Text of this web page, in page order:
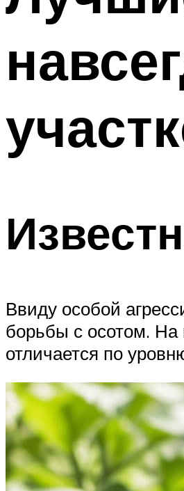
Ввиду особой
борьбы с осотом. На
отличается по